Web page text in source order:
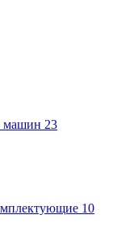
машин 23
10